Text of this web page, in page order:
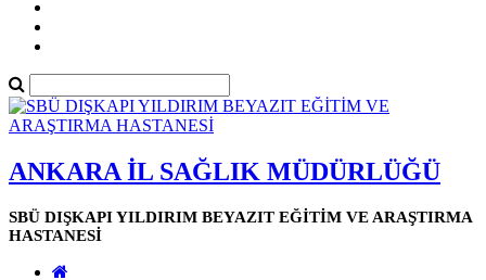
ANKARA İL SAĞLIK MÜDÜRLÜĞÜ
SBÜ DIŞKAPI YILDIRIM BEYAZIT EĞİTİM VE ARAŞTIRMA
HASTANESİ